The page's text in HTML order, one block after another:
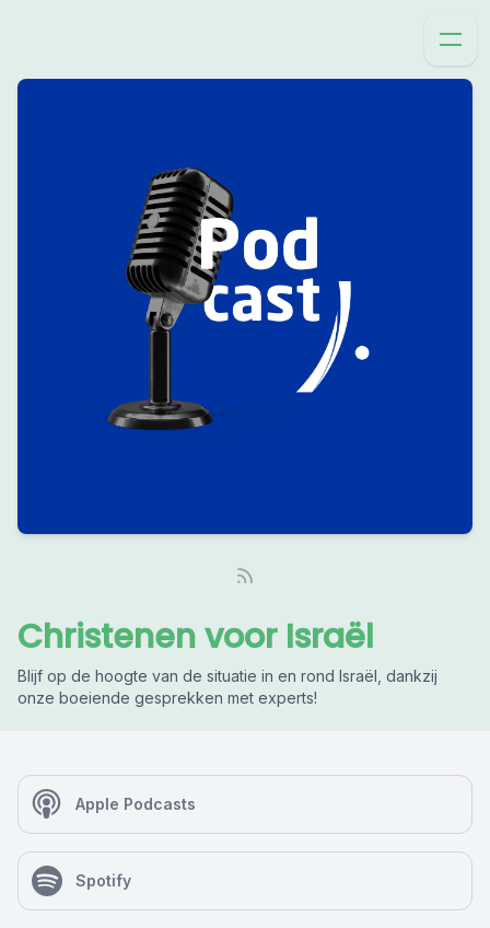
Christenen voor Israël
Blijf op de hoogte van de situatie in en rond Israël, dankzij
onze boeiende gesprekken met experts!
Apple Podcasts
Spotify